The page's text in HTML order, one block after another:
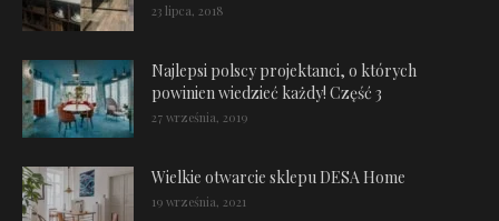
23 lipca, 2018
Najlepsi polscy projektanci, o których
powinien wiedzieć każdy! Część 3
27 września, 2019
Wielkie otwarcie sklepu DESA Home
19 września, 2021